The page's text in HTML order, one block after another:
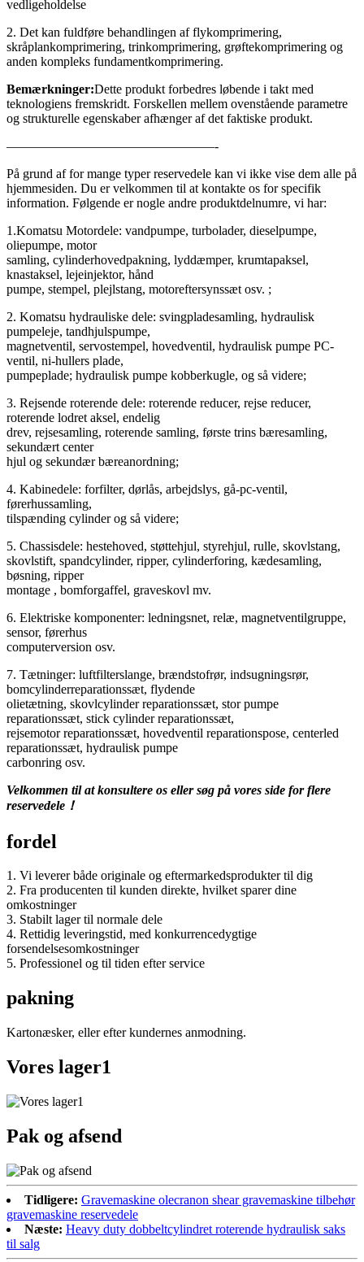
vedligeholdelse
2. Det kan fuldføre behandlingen af ​​flykomprimering,
skråplankomprimering, trinkomprimering, grøftekomprimering og
anden kompleks fundamentkomprimering.
Bemærkninger:Dette produkt forbedres løbende i takt med
teknologiens fremskridt. Forskellen mellem ovenstående parametre
og strukturelle egenskaber afhænger af det faktiske produkt.
————————————————-
På grund af for mange typer reservedele kan vi ikke vise dem alle på
hjemmesiden. Du er velkommen til at kontakte os for specifik
information. Følgende er nogle andre produktdelnumre, vi har:
1.Komatsu Motordele: vandpumpe, turbolader, dieselpumpe,
oliepumpe, motor
samling, cylinderhovedpakning, lyddæmper, krumtapaksel,
knastaksel, lejeinjektor, hånd
pumpe, stempel, plejlstang, motoreftersynssæt osv. ;
2. Komatsu hydrauliske dele: svingpladesamling, hydraulisk
pumpeleje, tandhjulspumpe,
magnetventil, servostempel, hovedventil, hydraulisk pumpe PC-
ventil, ni-hullers plade,
pumpeplade; hydraulisk pumpe kobberkugle, og så videre;
3. Rejsende roterende dele: roterende reducer, rejse reducer,
roterende lodret aksel, endelig
drev, rejsesamling, roterende samling, første trins bæresamling,
sekundært center
hjul og sekundær bæreanordning;
4. Kabinedele: forfilter, dørlås, arbejdslys, gå-pc-ventil,
førerhussamling,
tilspænding cylinder og så videre;
5. Chassisdele: hestehoved, støttehjul, styrehjul, rulle, skovlstang,
skovlstift, spandcylinder, ripper, cylinderforing, kædesamling,
bøsning, ripper
montage , bomforgaffel, graveskovl mv.
6. Elektriske komponenter: ledningsnet, relæ, magnetventilgruppe,
sensor, førerhus
computerversion osv.
7. Tætninger: luftfilterslange, brændstofrør, indsugningsrør,
bomcylinderreparationssæt, flydende
olietætning, skovlcylinder reparationssæt, stor pumpe
reparationssæt, stick cylinder reparationssæt,
rejsemotor reparationssæt, hovedventil reparationspose, centerled
reparationssæt, hydraulisk pumpe
carbonring osv.
Velkommen til at konsultere os eller søg på vores side for flere
reservedele！
fordel
1. Vi leverer både originale og eftermarkedsprodukter til dig
2. Fra producenten til kunden direkte, hvilket sparer dine
omkostninger
3. Stabilt lager til normale dele
4. Rettidig leveringstid, med konkurrencedygtige
forsendelsesomkostninger
5. Professionel og til tiden efter service
pakning
Kartonæsker, eller efter kundernes anmodning.
Vores lager1
Pak og afsend
Tidligere: Gravemaskine olecranon shear gravemaskine tilbehør
gravemaskine reservedele
Næste: Heavy duty dobbeltcylindret roterende hydraulisk saks
til salg